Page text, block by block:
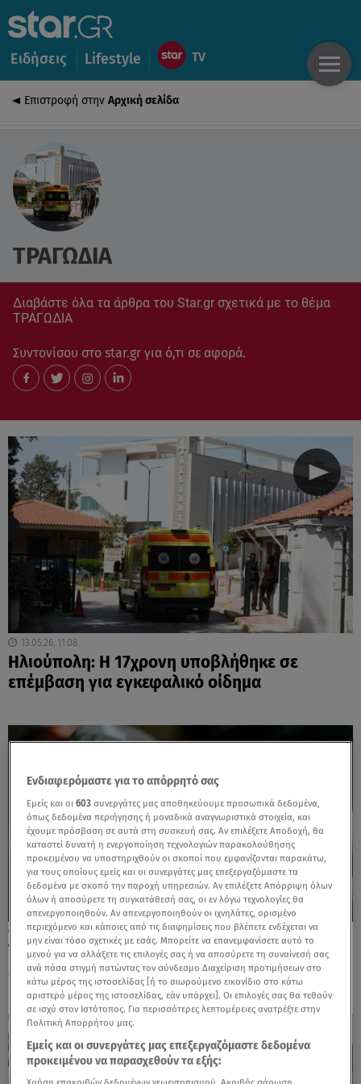
Ειδήσεις Lifestyle
Επιστροφή στην Αρχική σελίδα
ΤΡΑΓΩΔΙΑ
Διαβάστε όλα τα άρθρα του Star.gr σχετικά με το θέμα
ΤΡΑΓΩΔΙΑ
Συντονίσου στο star.gr για ό,τι σε αφορά.
13.05.26, 11:08
Ηλιούπολη: Η 17χρονη υποβλήθηκε σε
επέμβαση για εγκεφαλικό οίδημα
11.05.26, 10:41
Τραγωδία στην Ξάνθη: Νεκρό μωρό σε
εγκαταλελειμμένο σπίτι
Ενδιαφερόμαστε για το απόρρητό σας
Εμείς και οι603 συνεργάτες μας αποθηκεύουμε προσωπικά δεδομένα,
όπως δεδομένα περιήγησης ή μοναδικά αναγνωριστικά στοιχεία, και
έχουμε πρόσβαση σε αυτά στη συσκευή σας. Αν επιλέξετε Αποδοχή, θα
καταστεί δυνατή η ενεργοποίηση τεχνολογιών παρακολούθησης
προκειμένου να υποστηριχθούν οι σκοποί που εμφανίζονται παρακάτω,
για τους οποίους εμείς και οι συνεργάτες μας επεξεργαζόμαστε τα
δεδομένα με σκοπό την παροχή υπηρεσιών. Αν επιλέξετε Απόρριψη όλων
όλων ή αποσύρετε τη συγκατάθεσή σας, οι εν λόγω τεχνολογίες θα
απενεργοποιηθούν. Αν απενεργοποιηθούν οι ιχνηλάτες, ορισμένο
περιεχόμενο και κάποιες από τις διαφημίσεις που βλέπετε ενδέχεται να
μην είναι τόσο σχετικές με εσάς. Μπορείτε να επανεμφανίσετε αυτό το
μενού για να αλλάξετε τις επιλογές σας ή να αποσύρετε τη συναίνεσή σας
ανά πάσα στιγμή πατώντας τον σύνδεσμο Διαχείριση προτιμήσεων στο
κάτω μέρος της ιστοσελίδας [ή το αιωρούμενο εικονίδιο στο κάτω
αριστερό μέρος της ιστοσελίδας, εάν υπάρχει]. Οι επιλογές σας θα τεθούν
σε ισχύ στον Ιστότοπος. Για περισσότερες λεπτομέρειες ανατρέξτε στην
Πολιτική Απορρήτου μας.
Εμείς και οι συνεργάτες μας επεξεργαζόμαστε δεδομένα
προκειμένου να παρασχεθούν τα εξής: